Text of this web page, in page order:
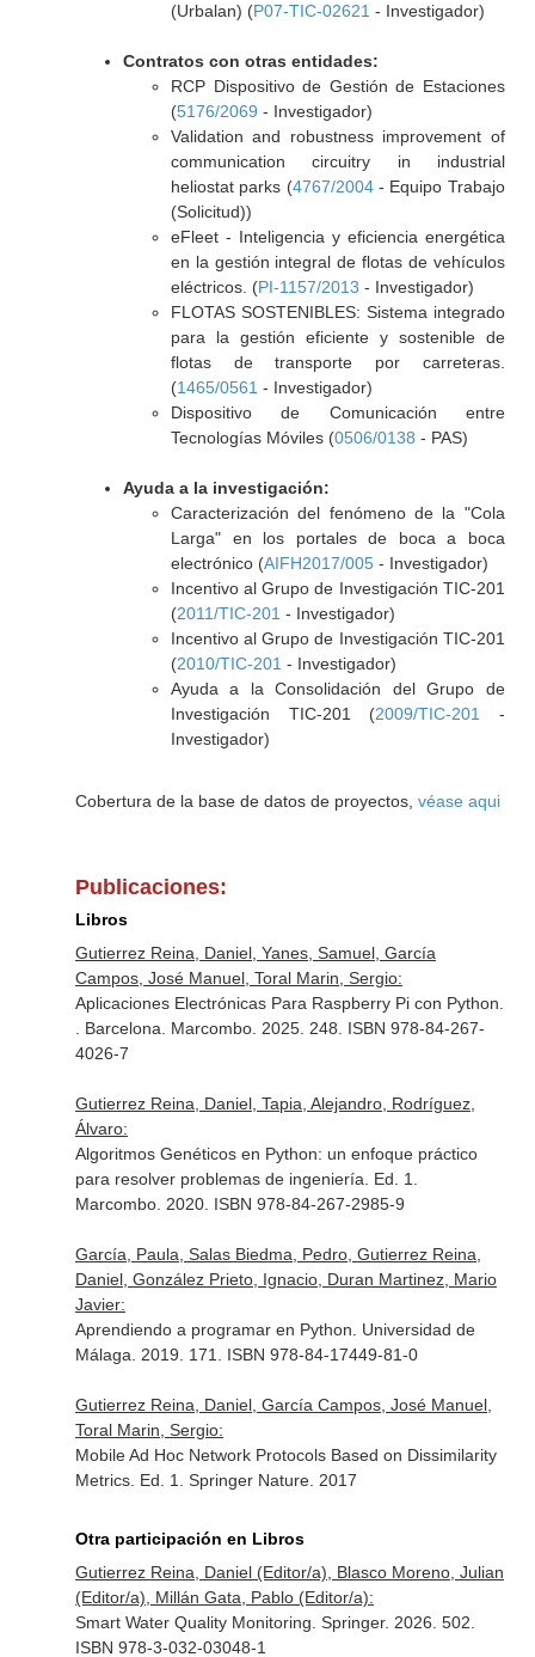
(Urbalan) (P07-TIC-02621 - Investigador)
Contratos con otras entidades:
RCP Dispositivo de Gestión de Estaciones
(5176/2069 - Investigador)
Validation and robustness improvement of
communication circuitry in industrial
heliostat parks (4767/2004- Equipo Trabajo
(Solicitud))
eFleet - Inteligencia y eficiencia energética
en la gestión integral de flotas de vehículos
eléctricos. (PI-1157/2013 - Investigador)
FLOTAS SOSTENIBLES: Sistema integrado
para la gestión eficiente y sostenible de
flotas de transporte por carreteras.
(1465/0561 - Investigador)
Dispositivo de Comunicación entre
Tecnologías Móviles (0506/0138 - PAS)
Ayuda a la investigación:
Caracterización del fenómeno de la "Cola
Larga" en los portales de boca a boca
electrónico (AIFH2017/005- Investigador)
Incentivo al Grupo de Investigación TIC-201
(2011/TIC-201 - Investigador)
Incentivo al Grupo de Investigación TIC-201
(2010/TIC-201 - Investigador)
Ayuda a la Consolidación del Grupo de
Investigación TIC-201 (2009/TIC-201
-
Investigador)
Cobertura de la base de datos de proyectos, véase aqui
Publicaciones:
Libros
Gutierrez Reina, Daniel, Yanes, Samuel, García
Campos, José Manuel, Toral Marin, Sergio:
Aplicaciones Electrónicas Para Raspberry Pi con Python.
. Barcelona. Marcombo. 2025. 248. ISBN 978-84-267-
4026-7
Gutierrez Reina, Daniel, Tapia, Alejandro, Rodríguez,
Álvaro:
Algoritmos Genéticos en Python: un enfoque práctico
para resolver problemas de ingeniería. Ed. 1.
Marcombo. 2020. ISBN 978-84-267-2985-9
García, Paula, Salas Biedma, Pedro, Gutierrez Reina,
Daniel, González Prieto, Ignacio, Duran Martinez, Mario
Javier:
Aprendiendo a programar en Python. Universidad de
Málaga. 2019. 171. ISBN 978-84-17449-81-0
Gutierrez Reina, Daniel, García Campos, José Manuel,
Toral Marin, Sergio:
Mobile Ad Hoc Network Protocols Based on Dissimilarity
Metrics. Ed. 1. Springer Nature. 2017
Otra participación en Libros
Gutierrez Reina, Daniel (Editor/a), Blasco Moreno, Julian
(Editor/a), Millán Gata, Pablo (Editor/a):
Smart Water Quality Monitoring. Springer. 2026. 502.
ISBN 978-3-032-03048-1